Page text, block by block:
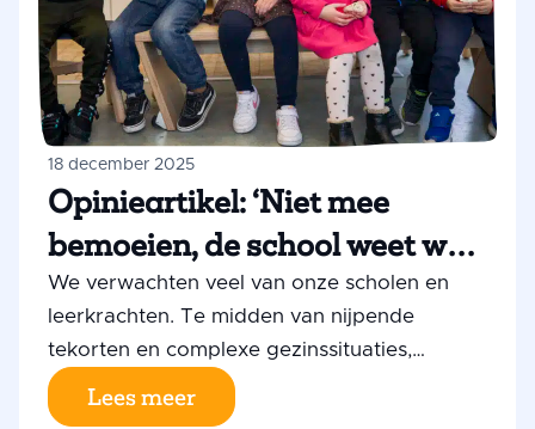
18 december 2025
Opinieartikel: ‘Niet mee
bemoeien, de school weet wat
werkt’
We verwachten veel van onze scholen en
leerkrachten. Te midden van nijpende
tekorten en complexe gezinssituaties,
stomen ze onze kinderen klaar voor het
volwassen leven. Vertrouwen en waardering
Lees meer